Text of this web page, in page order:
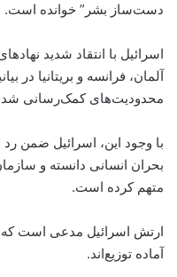
دست‌ساز بشر” خوانده است.
اسرائیل با انتقاد شدید
آلمان، فرانسه و بریتانیا در
محدودیت‌های کمک‌رسانی
با وجود این، اسرائیل ضمن
بحران انسانی دانسته و
متهم کرده است.
آماده توزیع‌اند.